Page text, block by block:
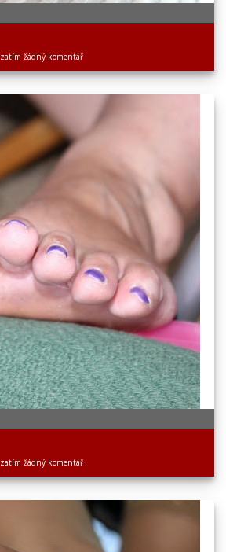
zatím žádný komentář
zatím žádný komentář